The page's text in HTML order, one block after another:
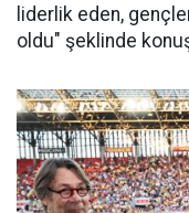
liderlik eden,
oldu" şeklinde